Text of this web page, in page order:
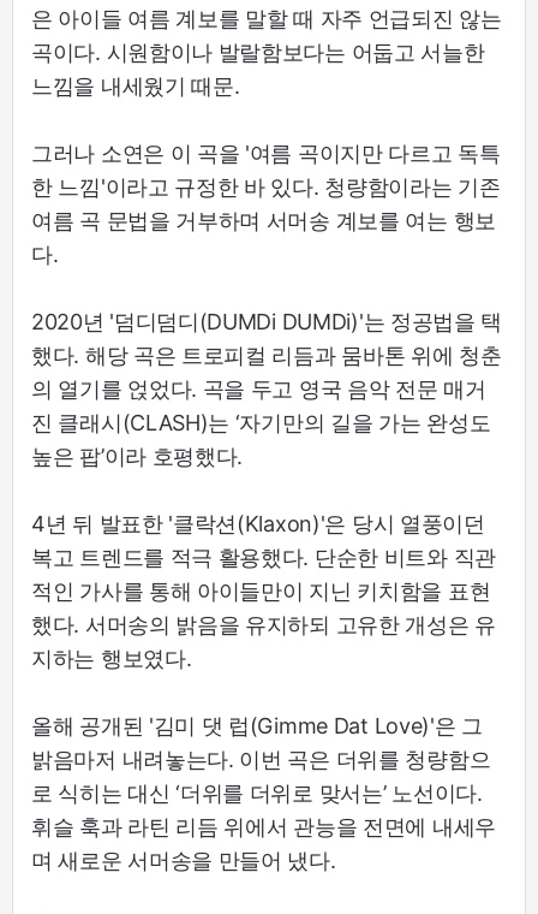
은 아이들 여름 계보를 말할 때 자주 언급되진 않는
곡이다. 시원함이나 발랄함보다는 어둡고 서늘한
느낌을 내세웠기 때문.
그러나 소연은 이 곡을 '여름 곡이지만 다르고 독특
한 느낌'이라고 규정한 바 있다. 청량함이라는 기존
여름 곡 문법을 거부하며 서머송 계보를 여는 행보
다.
2020년 '덤디덤디(DUMDi DUMDi)'는 정공법을 택
했다. 해당 곡은 트로피컬 리듬과 뭄바톤 위에 청춘
의 열기를 얹었다. 곡을 두고 영국 음악 전문 매거
진 클래시(CLASH)는 ‘자기만의 길을 가는 완성도
높은 팝’이라 호평했다.
4년 뒤 발표한 '클락션(Klaxon)'은 당시 열풍이던
복고 트렌드를 적극 활용했다. 단순한 비트와 직관
적인 가사를 통해 아이들만이 지닌 키치함을 표현
했다. 서머송의 밝음을 유지하되 고유한 개성은 유
지하는 행보였다.
올해 공개된 '김미 댓 럽(Gimme Dat Love)'은 그
밝음마저 내려놓는다. 이번 곡은 더위를 청량함으
로 식히는 대신 ‘더위를 더위로 맞서는’ 노선이다.
휘슬 훅과 라틴 리듬 위에서 관능을 전면에 내세우
며 새로운 서머송을 만들어 냈다.